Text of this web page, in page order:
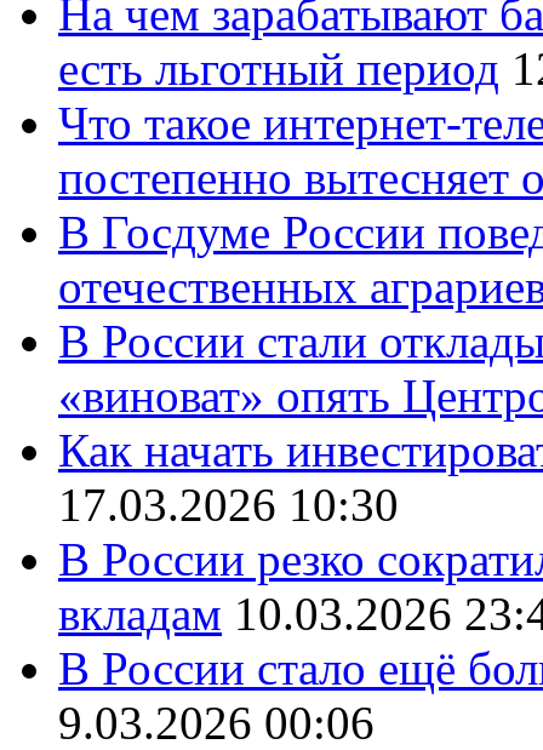
На чем зарабатывают
есть льготный период
Что такое интернет-
постепенно вытесняет
В Госдуме России
отечественных
В России стали
«виноват» опять
Как начать
17.03.2026 10:30
В России резко
вкладам 10.03.2026
В России стало ещё
9.03.2026 00:06